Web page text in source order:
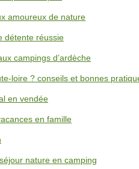
amoureux de nature
détente réussie
campings d’ardèche
loire ? conseils et bonnes
en vendée
en famille
nature en camping